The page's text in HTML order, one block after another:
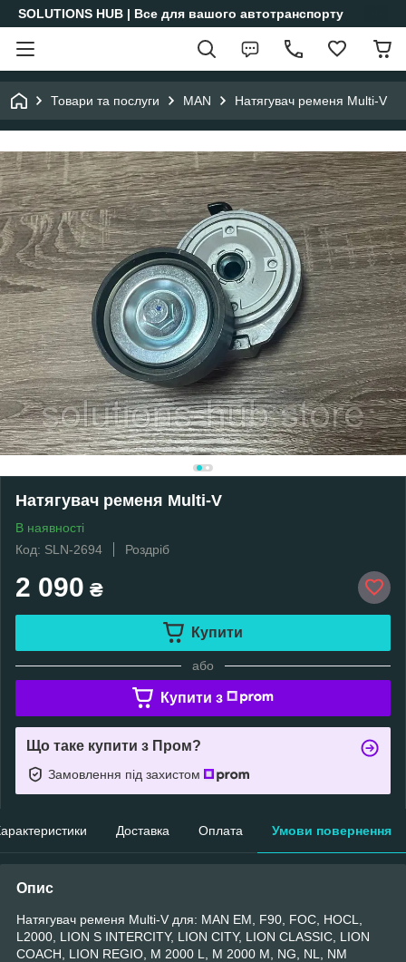
SOLUTIONS HUB | Все для вашого автотранспорту
Товари та послуги MAN Натягувач ременя Multi-V
Натягувач ременя Multi-V
В наявності
Код: SLN-2694
Роздріб
2 090 ₴
Купити
або
Купити з
Що таке купити з Пром?
Замовлення під захистом
Доставка Оплата Умови повернення
Опис
Натягувач ременя Multi-V для: MAN EM, F90, FOC, HOCL,
L2000, LION S INTERCITY, LION CITY, LION CLASSIC, LION
COACH, LION REGIO, M 2000 L, M 2000 M, NG, NL, NM